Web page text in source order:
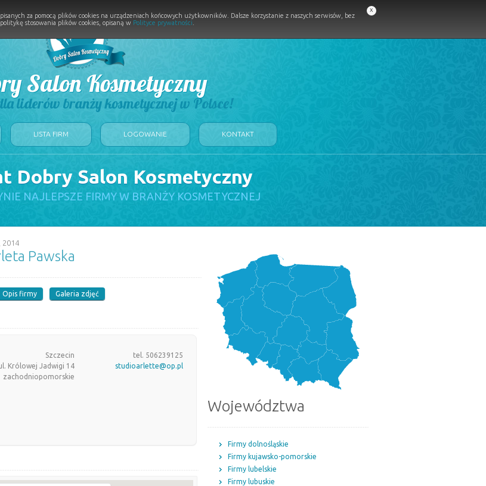
Salon Kosmetyczny
liderów branży kosmetycznej w Polsce!
LISTA FIRM LOGOWANIE KONTAKT
Dobry Salon Kosmetyczny
NAJLEPSZE FIRMY W BRANŻY KOSMETYCZNEJ
2014
Pawska
Opis firmy Galeria zdjęć
Szczecin
Królowej Jadwigi 14
zachodniopomorskie
tel. 506239125
studioarlette@op.pl
Województwa
Firmy dolnośląskie
Firmy kujawsko-pomorskie
Firmy lubelskie
Firmy lubuskie
za pomocą plików cookies na urządzeniach końcowych użytkowników. Dalsze korzystanie z naszych serwisów, bez
stosowania plików cookies, opisaną w Polityce prywatności
x